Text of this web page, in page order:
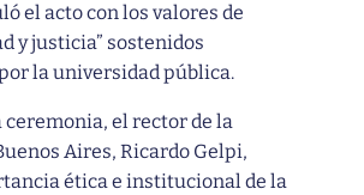
el acto con los valores de
y justicia” sostenidos
la universidad pública.
ceremonia, el rector de la
Aires, Ricardo Gelpi,
ética e institucional de la